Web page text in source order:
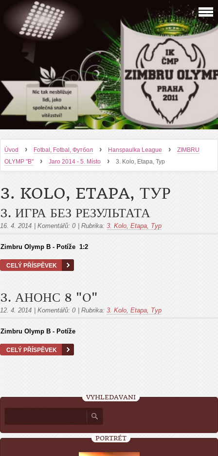
Úvod › Fotbal, Fotbal, Футбол › Hanspaulka League ›
ZIMBRU
OLYMP "B"
› Jaro 2014 - 5. Místo › 3. Kolo, Etapa, Тур
3. KOLO, ETAPA, ТУР
3. ИГРА БЕЗ РЕЗУЛЬТАТА
16. 4. 2014 Komentářů: 0 Rubrika: 3. Kolo, Etapa, Тур
Zimbru Olymp B - Potíže 1:2
CELÝ PŘÍSPĚVEK
3. АНОНС 8 "O"
12. 4. 2014 Komentářů: 0 Rubrika: 3. Kolo, Etapa, Тур
Zimbru Olymp B - Potíže
CELÝ PŘÍSPĚVEK
VYHLEDÁVÁNÍ
PORTRÉT